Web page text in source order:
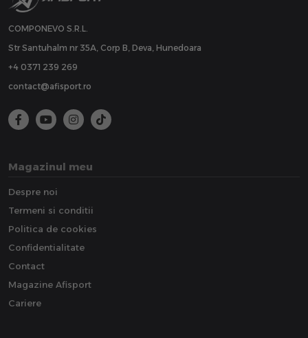
COMPONEVO S.R.L.
Str Santuhalm nr 35A, Corp B, Deva, Hunedoara
+4 0371 239 269
contact@afisport.ro
Magazinul meu
Despre noi
Termeni si conditii
Politica de cookies
Confidentialitate
Contact
Magazine Afisport
Cariere